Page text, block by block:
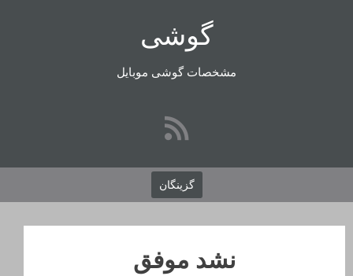
گوشی
مشخصات گوشی موبایل
گزینگان
نشد موفق